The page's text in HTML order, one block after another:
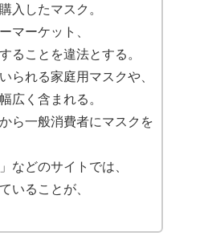
入したマスク。
マーケット、
ることを違法とする。
られる家庭用マスクや、
広く含まれる。
ら一般消費者にマスクを
などのサイトでは、
いることが、